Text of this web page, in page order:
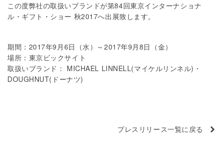
この度弊社の取扱いブランドが第84回東京インターナショナ
ル・ギフト・ショー 秋2017へ出展致します。
期間：2017年9月6日（水）～2017年9月8日（金）
場所：東京ビックサイト
取扱いブランド： MICHAEL LINNELL(マイケルリンネル) ・
DOUGHNUT(ドーナツ)
プレスリリース一覧に戻る